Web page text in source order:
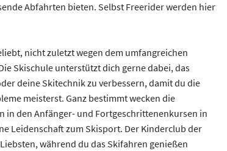
Abfahrten bieten. Selbst Freerider werden hier
nicht zuletzt wegen dem umfangreichen
Skischule unterstützt dich gerne dabei, das
deine Skitechnik zu verbessern, damit du die
meisterst. Ganz bestimmt wecken die
den Anfänger- und Fortgeschrittenenkursen in
Leidenschaft zum Skisport. Der Kinderclub der
während du das Skifahren genießen